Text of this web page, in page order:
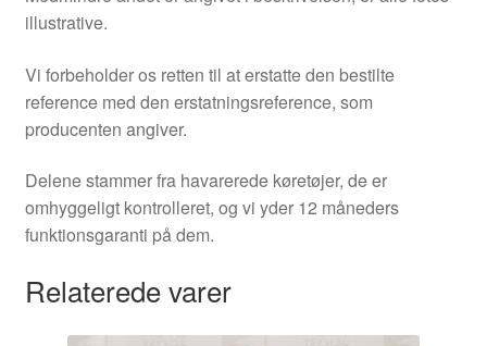
illustrative.
Vi forbeholder os retten til at erstatte den bestilte
reference med den erstatningsreference, som
producenten angiver.
Delene stammer fra havarerede køretøjer, de er
omhyggeligt kontrolleret, og vi yder 12 måneders
funktionsgaranti på dem.
Relaterede varer